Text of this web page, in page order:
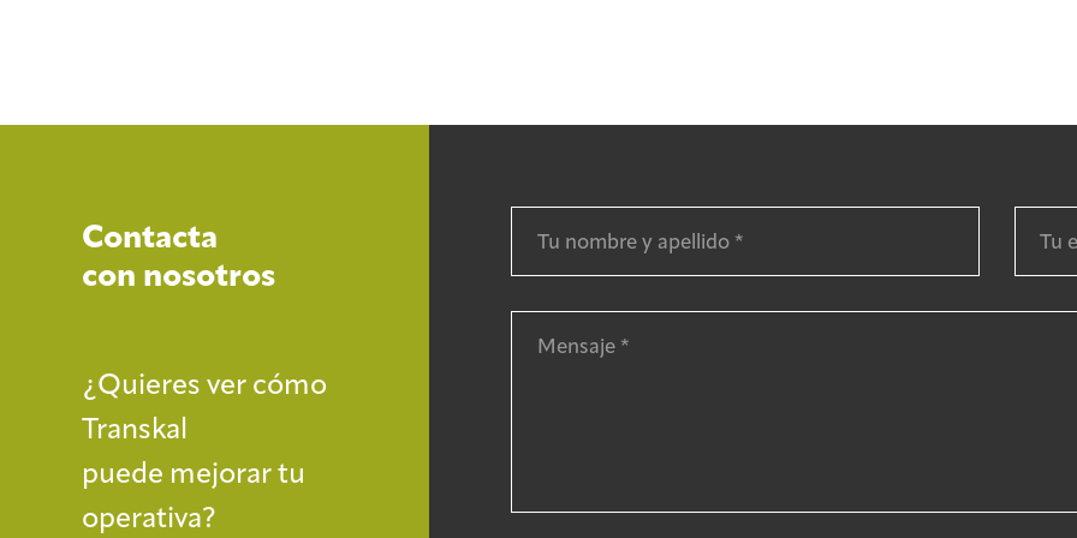
Contacta
con nosotros
¿Quieres ver cómo
Transkal
puede mejorar tu
operativa?